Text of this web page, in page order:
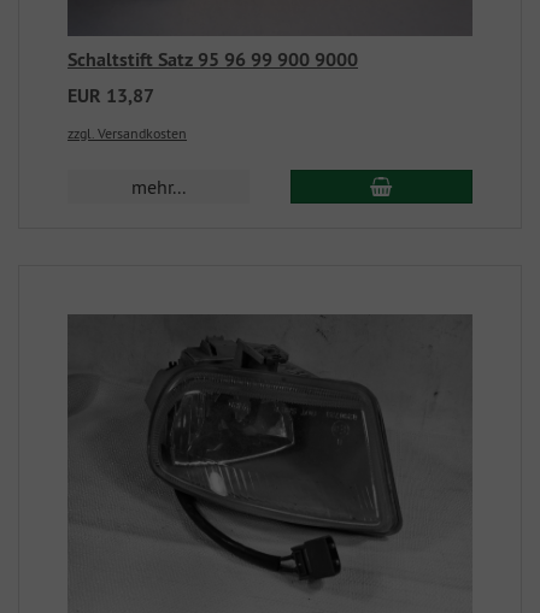
Schaltstift Satz 95 96 99 900 9000
EUR 13,87
zzgl. Versandkosten
mehr...